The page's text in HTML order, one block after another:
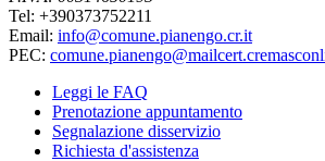
Tel: +390373752211
Email: info@comune.pianengo.cr.it
PEC:
Leggi le FAQ
Prenotazione appuntamento
Segnalazione disservizio
Richiesta d'assistenza